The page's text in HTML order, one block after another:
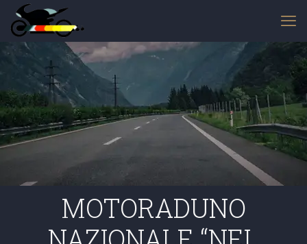
MOTORADUNO